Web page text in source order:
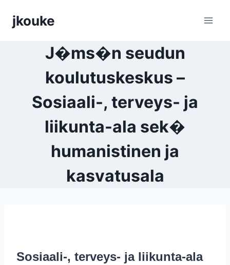
sisältöön
jkouke
J�ms�n seudun
koulutuskeskus –
Sosiaali-, terveys- ja
liikunta-ala sek�
humanistinen ja
kasvatusala
Sosiaali-, terveys- ja liikunta-ala